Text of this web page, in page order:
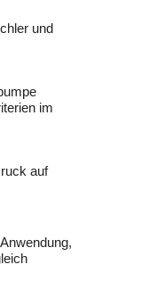
und
im
auf